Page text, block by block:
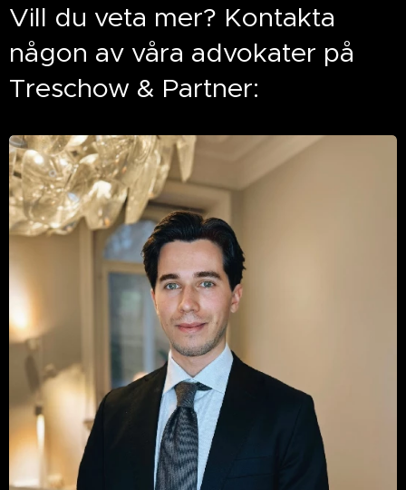
Vill du veta mer? Kontakta
någon av våra advokater på
Treschow & Partner: